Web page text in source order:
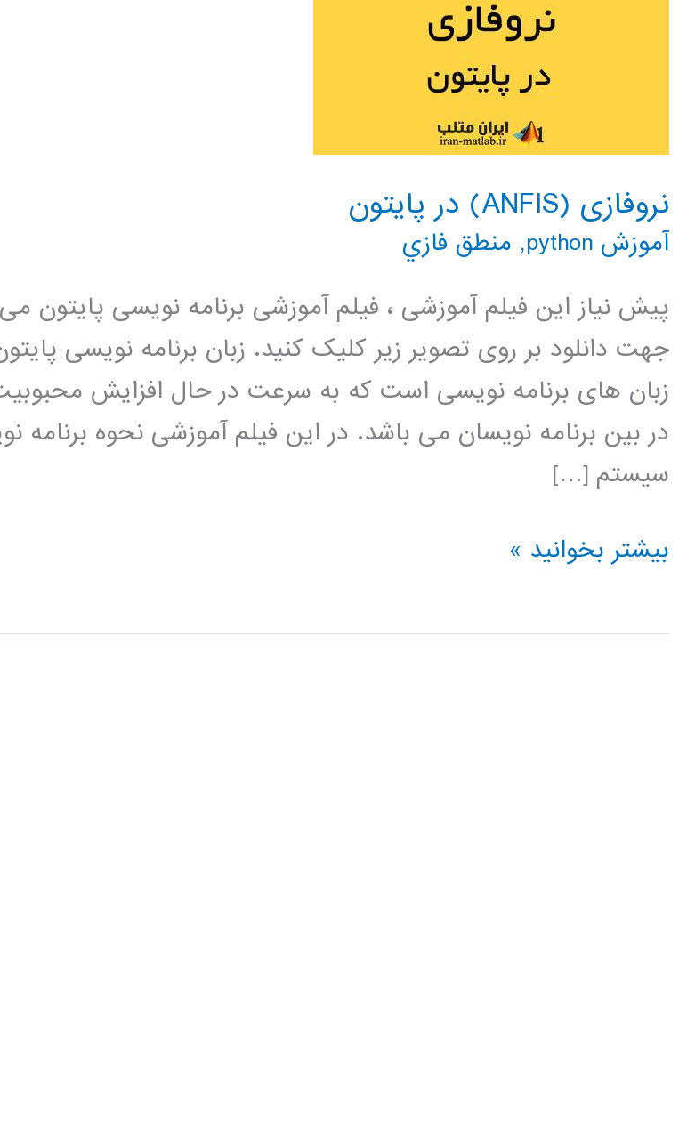
نروفازی (ANFIS) در پایتون
آموزش python , منطق فازي
پیش نیاز این فیلم آموزشی ، فیلم آموزشی برنامه نویسی پایتون
جهت دانلود بر روی تصویر زیر کلیک کنید. زبان برنامه نویسی
زبان های برنامه نویسی است که به سرعت در حال افزایش
در بین برنامه نویسان می باشد. در این فیلم آموزشی نحوه برنامه
سیستم […]
نروفازی
در
بیشتر بخوانید »